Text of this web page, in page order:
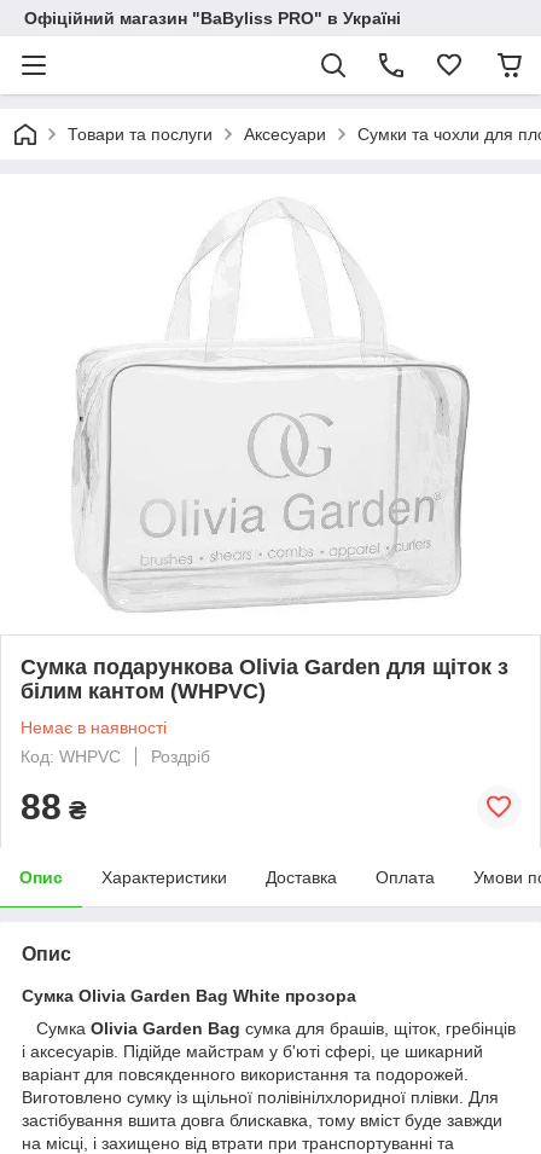
Офіційний магазин "BaByliss PRO" в Україні
Товари та послуги Аксесуари Сумки та чохли для
Сумка подарункова Olivia Garden для щіток з
білим кантом (WHPVC)
Немає в наявності
Код: WHPVC
Роздріб
88 ₴
Опис Характеристики Доставка Оплата Умови
Опис
Сумка Olivia Garden Bag White прозора
Сумка Olivia Garden Bag сумка для брашів, щіток, гребінців
і аксесуарів. Підійде майстрам у б'юті сфері, це шикарний
варіант для повсякденного використання та подорожей.
Виготовлено сумку із щільної полівінілхлоридної плівки. Для
застібування вшита довга блискавка, тому вміст буде завжди
на місці, і захищено від втрати при транспортуванні та